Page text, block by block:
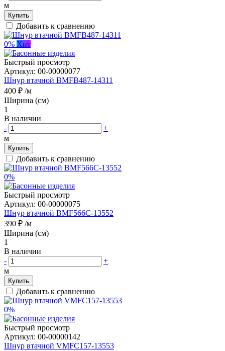
м
Купить
Добавить к сравнению
0% Хит
Быстрый просмотр
Артикул: 00-00000077
Шнур втачной BMFB487-14311
400 ₽ /м
Ширина (см)
1
В наличии
-
+
м
Купить
Добавить к сравнению
0%
Быстрый просмотр
Артикул: 00-00000075
Шнур втачной BMF566C-13552
390 ₽ /м
Ширина (см)
1
В наличии
-
+
м
Купить
Добавить к сравнению
0%
Быстрый просмотр
Артикул: 00-00000142
Шнур втачной VMFC157-13553